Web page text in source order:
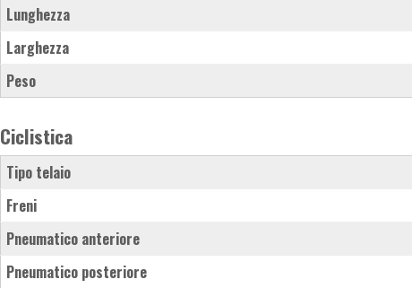
Lunghezza
Larghezza
Peso
Ciclistica
Tipo telaio
Freni
Pneumatico anteriore
Pneumatico posteriore